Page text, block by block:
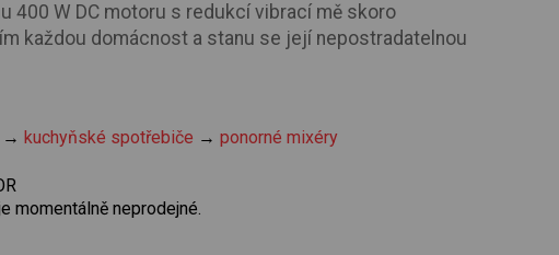
400 W DC motoru s redukcí vibrací mě skoro
každou domácnost a stanu se její nepostradatelnou
→kuchyňské spotřebiče →ponorné mixéry
momentálně neprodejné.